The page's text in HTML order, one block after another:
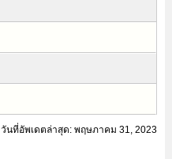
วันที่อัพเดตล่าสุด: พฤษภาคม 31, 2023